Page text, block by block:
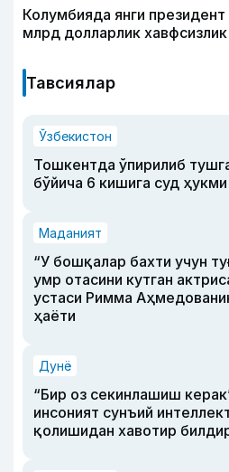
Колумбияда янги
млрд долларлик
Тавсиялар
Ўзбекистон
Тошкентда ўпирилиб
бўйича 6 кишига суд
Маданият
“У бошқалар бахти учун
умр отасини кутган
устаси Римма
ҳаёти
Дунё
“Бир оз секинлашиш
инсоният сунъий
қолишидан хавотир